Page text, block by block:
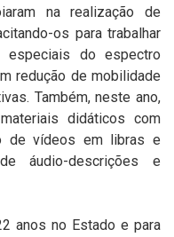
na realização de
os para trabalhar
especiais do espectro
redução de mobilidade
Também, neste ano,
didáticos com
de vídeos em libras e
áudio-descrições e
anos no Estado e para